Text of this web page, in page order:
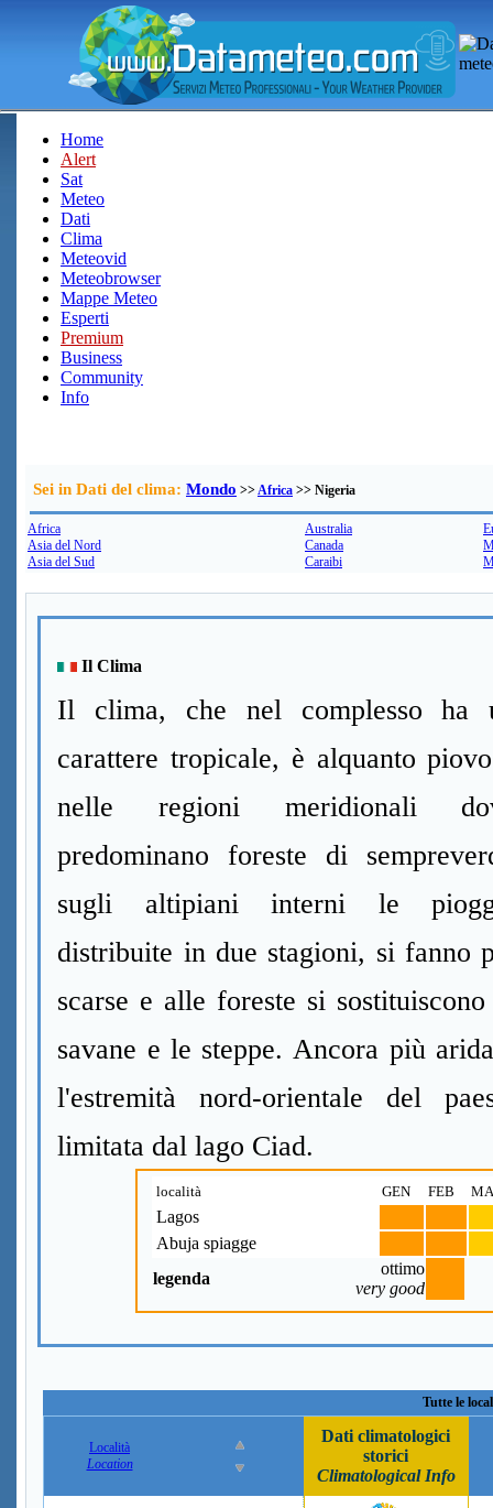
Home
Alert
Sat
Meteo
Dati
Clima
Meteovid
Meteobrowser
Mappe Meteo
Esperti
Premium
Business
Community
Info
Sei in Dati del clima: Mondo >>Africa >> Nigeria
Africa
Asia del Nord
Asia del Sud
Australia
Canada
Caraibi
Il Clima
Il clima, che nel complesso ha
carattere tropicale, è alquanto
nelle regioni meridionali
predominano foreste di
sugli altipiani interni le
distribuite in due stagioni, si fanno
scarse e alle foreste si
savane e le steppe. Ancora più
l'estremità nord-orientale del
limitata dal lago Ciad.
località GEN FEB
Lagos
Abuja spiagge
legenda
ottimo
very good
Tutte le
Località
Location
Dati climatologici
storici
Climatological Info